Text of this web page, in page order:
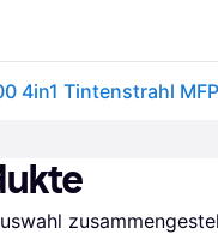
4in1 Tintenstrahl